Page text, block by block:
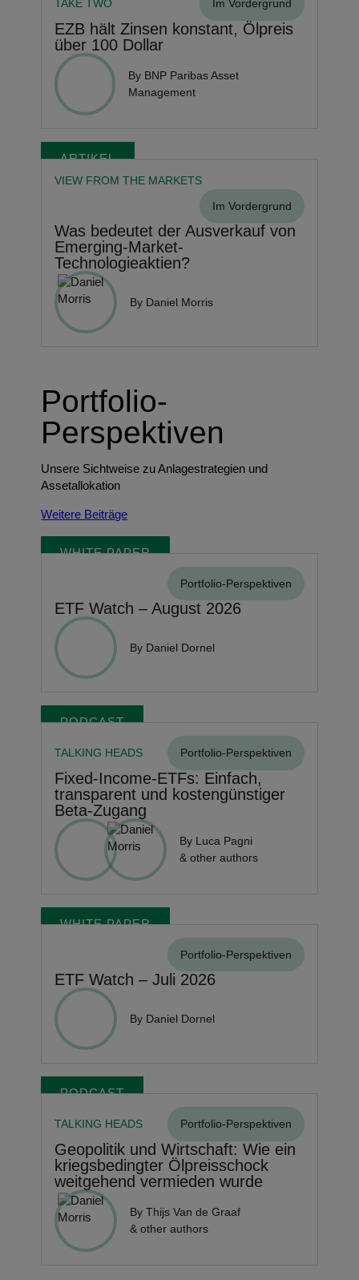
TAKE TWO Im Vordergrund
EZB hält Zinsen konstant, Ölpreis
über 100 Dollar
By BNP Paribas Asset
Management
ARTIKEL
VIEW FROM THE MARKETS
Im Vordergrund
Was bedeutet der Ausverkauf von
Emerging-Market-
Technologieaktien?
By Daniel Morris
Portfolio-
Perspektiven
Unsere Sichtweise zu Anlagestrategien und
Assetallokation
Weitere Beiträge
WHITE PAPER
Portfolio-Perspektiven
ETF Watch – August 2026
By Daniel Dornel
PODCAST
TALKING HEADS Portfolio-Perspektiven
Fixed-Income-ETFs: Einfach,
transparent und kostengünstiger
Beta-Zugang
By Luca Pagni
& other authors
WHITE PAPER
Portfolio-Perspektiven
ETF Watch – Juli 2026
By Daniel Dornel
PODCAST
TALKING HEADS Portfolio-Perspektiven
Geopolitik und Wirtschaft: Wie ein
kriegsbedingter Ölpreisschock
weitgehend vermieden wurde
By Thijs Van de Graaf
& other authors